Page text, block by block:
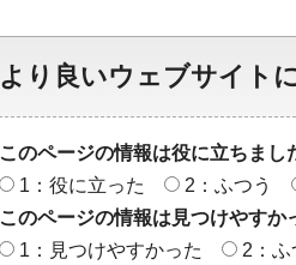
より良いウェブサイト
このページの情報は役に立ちまし
1：役に立った
2：ふつう
このページの情報は見つけやすか
1：見つけやすかった
2：ふ